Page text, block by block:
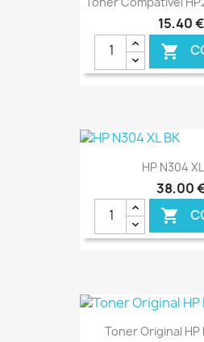
15,40 €

HP N304
38,00

Toner Original HP